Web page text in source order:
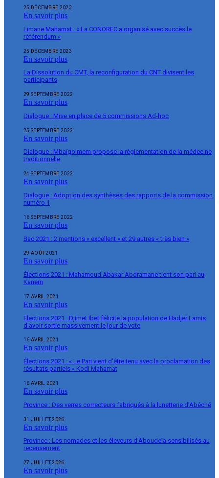
25 DÉCEMBRE 2023
En savoir plus
Limane Mahamat : « La CONOREC a organisé avec succès le
référendum »
25 DÉCEMBRE 2023
En savoir plus
La Dissolution du CMT, la reconfiguration du CNT divisent les
participants
29 SEPTEMBRE 2022
En savoir plus
Dialogue : Mise en place de 5 commissions Ad-hoc
25 SEPTEMBRE 2022
En savoir plus
Dialogue : Mbaïgolmem propose la réglementation de la médecine
traditionnelle
24 SEPTEMBRE 2022
En savoir plus
Dialogue : Adoption des synthèses des rapports de la commission
numéro 1
16 SEPTEMBRE 2022
En savoir plus
Bac 2021 : 2 mentions « excellent » et 29 autres « très bien »
29 AOÛT 2021
En savoir plus
Élections 2021 : Mahamoud Abakar Abdramane tient son pari au
Kanem
17 AVRIL 2021
En savoir plus
Elections 2021 : Djimet Ibet félicite la population de Hadjer Lamis
d’avoir sortie massivement le jour de vote
16 AVRIL 2021
En savoir plus
Élections 2021 : « Le Pari vient d’être tenu avec la proclamation des
résultats partiels « Kodi Mahamat
16 AVRIL 2021
En savoir plus
Province : Des verres correcteurs fabriqués à la lunetterie d’Abéché
31 JUILLET 2026
En savoir plus
Province : Les nomades et les éleveurs d’Aboudeïa sensibilisés au
recensement
27 JUILLET 2026
En savoir plus